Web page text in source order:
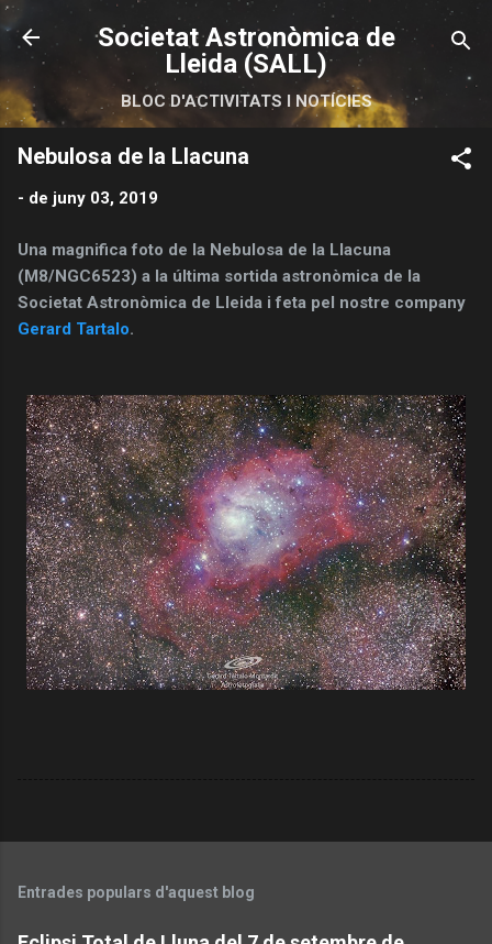
Salta al contingut principal
Societat Astronòmica de
Lleida (SALL)
BLOC D'ACTIVITATS I NOTÍCIES
Nebulosa de la Llacuna
- de juny 03, 2019
Una magnifica foto de la Nebulosa de la Llacuna
(M8/NGC6523) a la última sortida astronòmica de la
Societat Astronòmica de Lleida i feta pel nostre company
Gerard Tartalo.
Entrades populars d'aquest blog